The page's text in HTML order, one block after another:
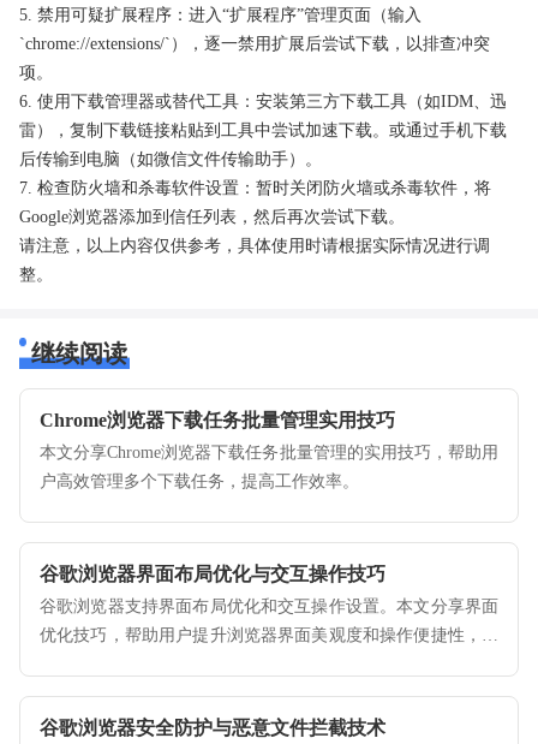
5. 禁用可疑扩展程序：进入“扩展程序”管理页面（输入
`chrome://extensions/`），逐一禁用扩展后尝试下载，以排查冲突
项。
6. 使用下载管理器或替代工具：安装第三方下载工具（如IDM、迅
雷），复制下载链接粘贴到工具中尝试加速下载。或通过手机下载
后传输到电脑（如微信文件传输助手）。
7. 检查防火墙和杀毒软件设置：暂时关闭防火墙或杀毒软件，将
Google浏览器添加到信任列表，然后再次尝试下载。
请注意，以上内容仅供参考，具体使用时请根据实际情况进行调
整。
继续阅读
Chrome浏览器下载任务批量管理实用技巧
本文分享Chrome浏览器下载任务批量管理的实用技巧，帮助用
户高效管理多个下载任务，提高工作效率。
谷歌浏览器界面布局优化与交互操作技巧
谷歌浏览器支持界面布局优化和交互操作设置。本文分享界面
优化技巧，帮助用户提升浏览器界面美观度和操作便捷性，提
谷歌浏览器安全防护与恶意文件拦截技术